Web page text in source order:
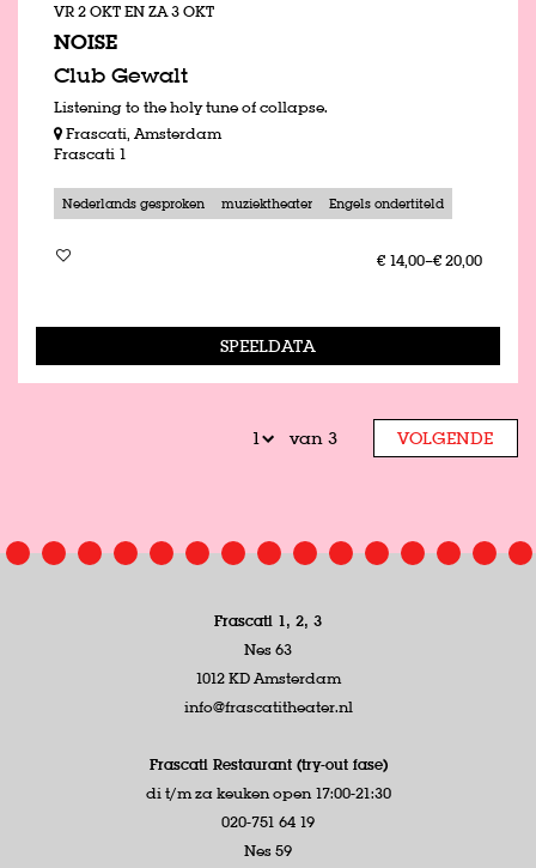
NOISE
Club Gewalt
VR 2 OKTENZA 3 OKT
Listening to the holy tune of collapse.
Frascati, Amsterdam
Frascati 1
Nederlands gesproken muziektheater Engels ondertiteld
€ 14,00–€ 20,00
SPEELDATA
van 3 VOLGENDE
Frascati 1, 2, 3
Nes 63
1012 KD Amsterdam
info@frascatitheater.nl
Frascati Restaurant (try-out fase)
di t/m za keuken open 17:00-21:30
020-751 64 19
Nes 59